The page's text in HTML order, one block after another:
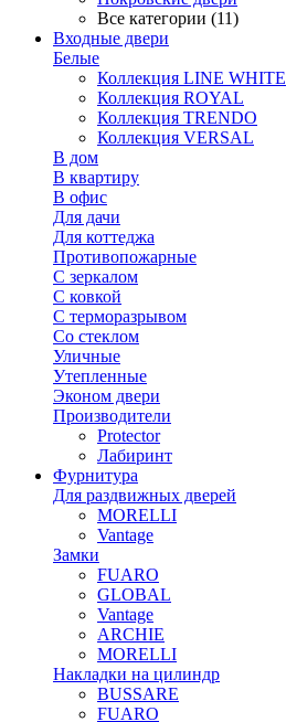
Все категории (11)
Входные двери
Белые
Коллекция LINE WHITE
Коллекция ROYAL
Коллекция TRENDO
Коллекция VERSAL
В дом
В квартиру
В офис
Для дачи
Для коттеджа
Противопожарные
С зеркалом
С ковкой
С терморазрывом
Со стеклом
Уличные
Утепленные
Эконом двери
Производители
Protector
Лабиринт
Фурнитура
Для раздвижных дверей
MORELLI
Vantage
Замки
FUARO
GLOBAL
Vantage
ARCHIE
MORELLI
Накладки на цилиндр
BUSSARE
FUARO